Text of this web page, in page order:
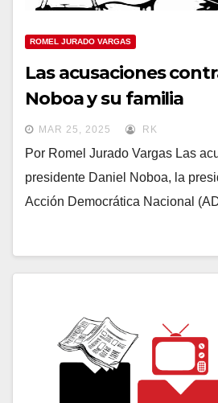
ROMEL JURADO VARGAS
Las acusaciones
Noboa y su familia
MAR 25, 2025 RK
Por Romel Jurado Vargas Las
presidente Daniel Noboa, la
Acción Democrática Nacional